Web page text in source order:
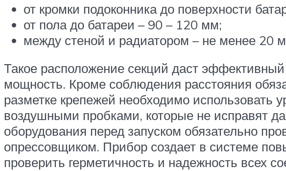
от кромки подоконника до поверхности
от пола до батареи – 90 – 120 мм;
между стеной и радиатором – не менее 20
Такое расположение секций даст
мощность. Кроме соблюдения расстояния
разметке крепежей необходимо использовать
воздушными пробками, которые не исправят
оборудования перед запуском обязательно
опрессовщиком. Прибор создает в системе
проверить герметичность и надежность всех